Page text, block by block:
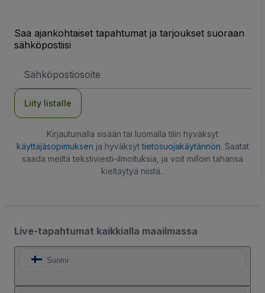
Saa ajankohtaiset tapahtumat ja tarjoukset suoraan
sähköpostiisi
Liity listalle
Kirjautumalla sisään tai luomalla tilin hyväksyt
käyttäjäsopimuksen ja hyväksyttietosuojakäytännön. Saatat
saada meiltä tekstiviesti-ilmoituksia, ja voit milloin tahansa
kieltäytyä niistä.
Live-tapahtumat kaikkialla maailmassa
Suomi